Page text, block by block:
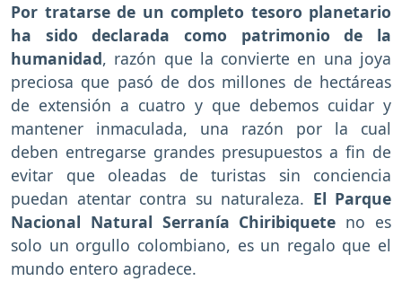
Por tratarse de un completo tesoro planetario
ha sido declarada como patrimonio de la
humanidad, razón que la convierte en una joya
preciosa que pasó de dos millones de hectáreas
de extensión a cuatro y que debemos cuidar y
mantener inmaculada, una razón por la cual
deben entregarse grandes presupuestos a fin de
evitar que oleadas de turistas sin conciencia
puedan atentar contra su naturaleza. El Parque
Nacional Natural Serranía Chiribiquete no es
solo un orgullo colombiano, es un regalo que el
mundo entero agradece.